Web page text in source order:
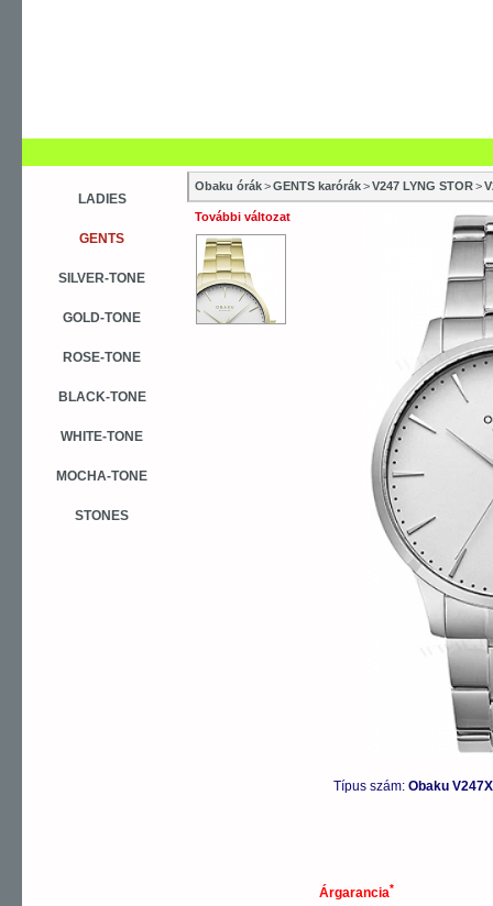
LADIES
GENTS
SILVER-TONE
GOLD-TONE
ROSE-TONE
BLACK-TONE
WHITE-TONE
MOCHA-TONE
STONES
Obaku órák>GENTS karórák>V247 LYNG STOR>
További változat
Típus szám: Obaku
Árgarancia*